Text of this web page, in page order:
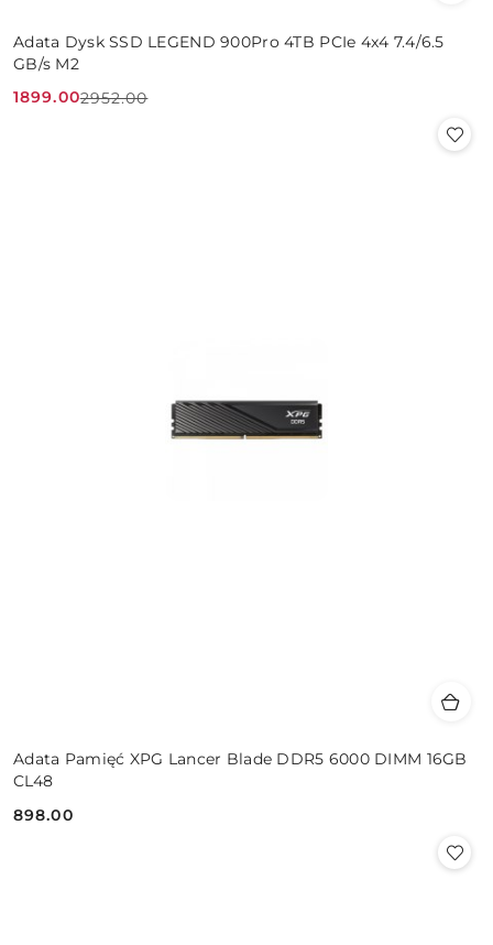
Adata Dysk SSD LEGEND 900Pro 4TB PCIe 4x4 7.4/6.5
GB/s M2
Cena
1899.00
Cena
2952.00
Adata Pamięć XPG Lancer Blade DDR5 6000 DIMM 16GB
CL48
Cena:
898.00